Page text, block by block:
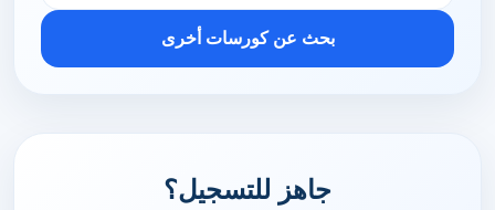
بحث عن كورسات أخرى
جاهز للتسجيل؟